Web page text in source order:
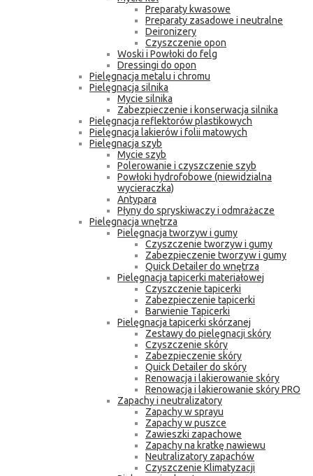
Preparaty kwasowe
Preparaty zasadowe i neutralne
Deironizery
Czyszczenie opon
Woski i Powłoki do felg
Dressingi do opon
Pielęgnacja metalu i chromu
Pielęgnacja silnika
Mycie silnika
Zabezpieczenie i konserwacja silnika
Pielęgnacja reflektorów plastikowych
Pielęgnacja lakierów i folii matowych
Pielęgnacja szyb
Mycie szyb
Polerowanie i czyszczenie szyb
Powłoki hydrofobowe (niewidzialna
wycieraczka)
Antypara
Płyny do spryskiwaczy i odmrażacze
Pielęgnacja wnętrza
Pielęgnacja tworzyw i gumy
Czyszczenie tworzyw i gumy
Zabezpieczenie tworzyw i gumy
Quick Detailer do wnętrza
Pielęgnacja tapicerki materiałowej
Czyszczenie tapicerki
Zabezpieczenie tapicerki
Barwienie Tapicerki
Pielęgnacja tapicerki skórzanej
Zestawy do pielęgnacji skóry
Czyszczenie skóry
Zabezpieczenie skóry
Quick Detailer do skóry
Renowacja i lakierowanie skóry
Renowacja i lakierowanie skóry PRO
Zapachy i neutralizatory
Zapachy w sprayu
Zapachy w puszce
Zawieszki zapachowe
Zapachy na kratkę nawiewu
Neutralizatory zapachów
Czyszczenie Klimatyzacji